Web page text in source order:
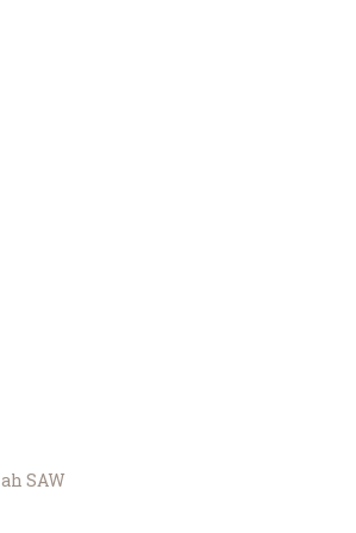
SAW